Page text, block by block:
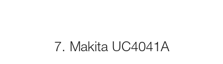
7. Makita UC4041A